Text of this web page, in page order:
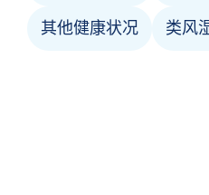
其他健康状况 类风